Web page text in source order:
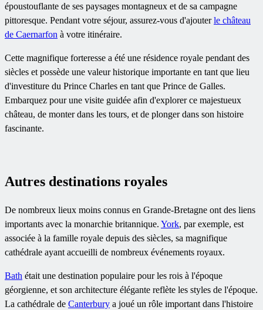
époustouflante de ses paysages montagneux et de sa campagne
pittoresque. Pendant votre séjour, assurez-vous d'ajouterle château
de Caernarfon à votre itinéraire.
Cette magnifique forteresse a été une résidence royale pendant des
siècles et possède une valeur historique importante en tant que lieu
d'investiture du Prince Charles en tant que Prince de Galles.
Embarquez pour une visite guidée afin d'explorer ce majestueux
château, de monter dans les tours, et de plonger dans son histoire
fascinante.
Autres destinations royales
De nombreux lieux moins connus en Grande-Bretagne ont des liens
importants avec la monarchie britannique. York, par exemple, est
associée à la famille royale depuis des siècles, sa magnifique
cathédrale ayant accueilli de nombreux événements royaux.
Bath était une destination populaire pour les rois à l'époque
géorgienne, et son architecture élégante reflète les styles de l'époque.
La cathédrale de Canterbury a joué un rôle important dans l'histoire